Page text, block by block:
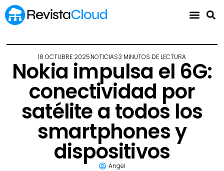
18 OCTUBRE 2025NOTICIAS3 MINUTOS DE LECTURA
Nokia impulsa el 6G:
conectividad por
satélite a todos los
smartphones y
dispositivos
Angel